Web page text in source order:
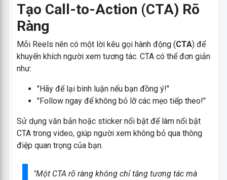
Tạo Call-to-Action (CTA) Rõ
Ràng
Mỗi Reels nên có một lời kêu gọi hành động (CTA) để
khuyến khích người xem tương tác. CTA có thể đơn giản
như:
"Hãy để lại bình luận nếu bạn đồng ý!"
"Follow ngay để không bỏ lỡ các mẹo tiếp theo!"
Sử dụng văn bản hoặc sticker nổi bật để làm nổi bật
CTA trong video, giúp người xem không bỏ qua thông
điệp quan trọng của bạn.
"Một CTA rõ ràng không chỉ tăng tương tác mà